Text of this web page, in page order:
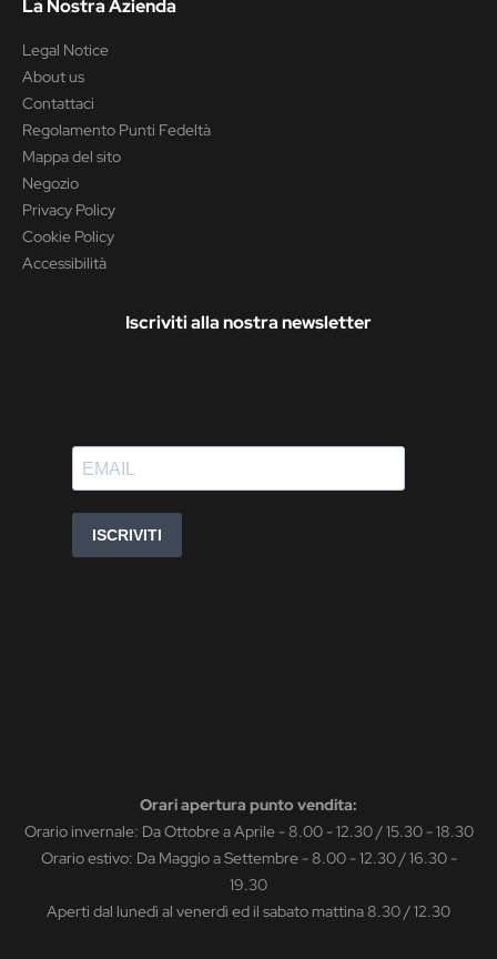
La Nostra Azienda
Legal Notice
About us
Contattaci
Regolamento Punti Fedeltà
Mappa del sito
Negozio
Privacy Policy
Cookie Policy
Accessibilità
Iscriviti alla nostra newsletter
Orari apertura punto vendita:
Orario invernale: Da Ottobre a Aprile - 8.00 - 12.30 / 15.30 - 18.30
Orario estivo: Da Maggio a Settembre - 8.00 - 12.30 / 16.30 -
19.30
Aperti dal lunedì al venerdì ed il sabato mattina 8.30 / 12.30